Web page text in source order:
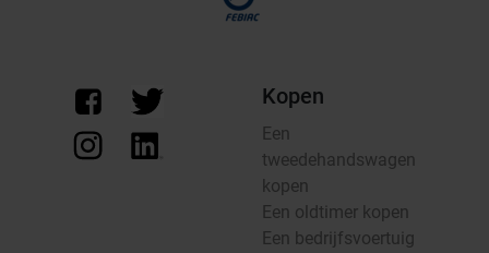
Kopen
Een
tweedehandswagen
kopen
Een oldtimer kopen
Een bedrijfsvoertuig